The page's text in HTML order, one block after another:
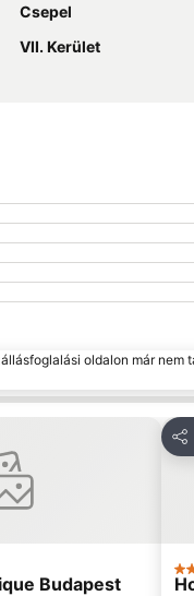
Csepel
VII. Kerület
oldalon már nem
Budapest 4